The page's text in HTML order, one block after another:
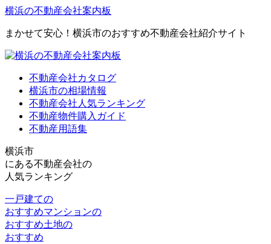
横浜の不動産会社案内板
まかせて安心！横浜市のおすすめ不動産会社紹介サイト
不動産会社カタログ
横浜市の相場情報
不動産会社人気ランキング
不動産物件購入ガイド
不動産用語集
横浜市
にある不動産会社の
人気ランキング
一戸建ての
おすすめマンションの
おすすめ土地の
おすすめ